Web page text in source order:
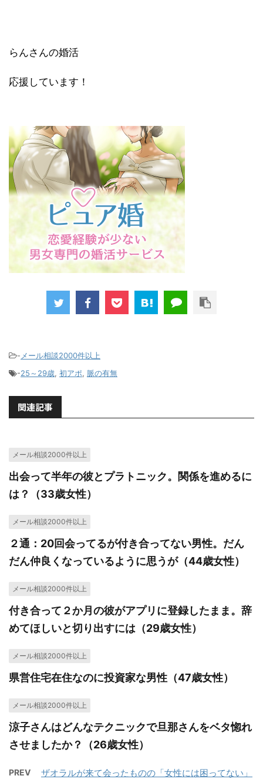
らんさんの婚活
応援しています！
- メール相談2000件以上
-25～29歳, 初アポ, 脈の有無
関連記事
メール相談2000件以上
出会って半年の彼とプラトニック。関係を進めるに
は？（33歳女性）
メール相談2000件以上
２通：20回会ってるが付き合ってない男性。だん
だん仲良くなっているように思うが（44歳女性）
メール相談2000件以上
付き合って２か月の彼がアプリに登録したまま。辞
めてほしいと切り出すには（29歳女性）
メール相談2000件以上
県営住宅在住なのに投資家な男性（47歳女性）
メール相談2000件以上
涼子さんはどんなテクニックで旦那さんをベタ惚れ
させましたか？（26歳女性）
PREV
ザオラルが来て会ったものの「女性には困ってない」